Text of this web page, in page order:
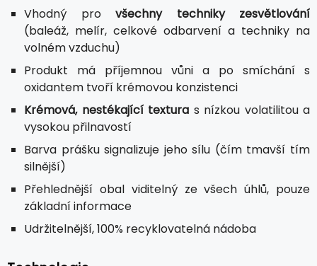
Vhodný pro všechny techniky zesvětlování
(baleáž, melír, celkové odbarvení a techniky na
volném vzduchu)
Produkt má příjemnou vůni a po smíchání s
oxidantem tvoří krémovou konzistenci
Krémová, nestékající textura s nízkou volatilitou a
vysokou přilnavostí
Barva prášku signalizuje jeho sílu (čím tmavší tím
silnější)
Přehlednější obal viditelný ze všech úhlů, pouze
základní informace
Udržitelnější, 100% recyklovatelná nádoba